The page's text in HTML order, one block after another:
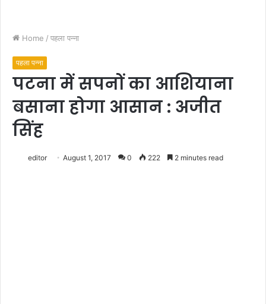
Home / पहला पन्ना
पहला पन्ना
पटना में सपनों का आशियाना
बसाना होगा आसान : अजीत
सिंह
editor August 1, 2017 0 222 2 minutes read